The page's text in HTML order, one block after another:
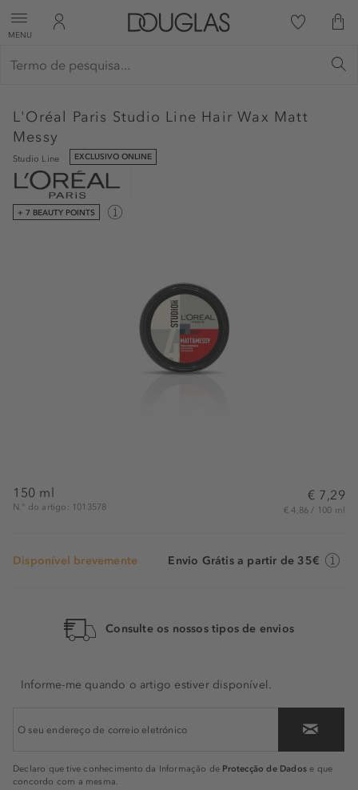
MENU
L'Oréal Paris Studio Line Hair Wax Matt
Messy
Studio Line EXCLUSIVO ONLINE
+ 7 BEAUTY POINTS
150 ml
N.° do artigo: 1013578
€ 7,29
€ 4,86 / 100 ml
Disponível brevemente Envio Grátis a partir de 35€
Consulte os nossos tipos de envios
Informe-me quando o artigo estiver disponível.
Declaro que tive conhecimento da Informação de Protecção de Dados e que
concordo com a mesma.